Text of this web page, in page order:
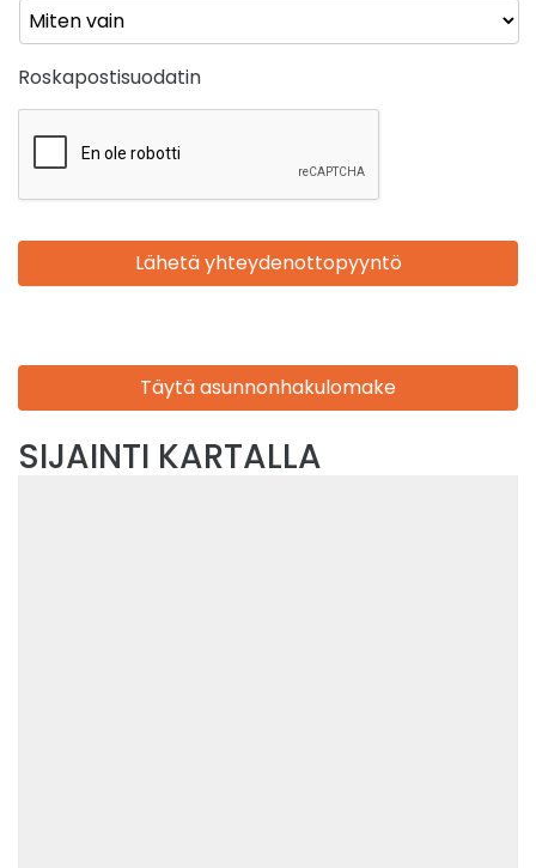
Roskapostisuodatin
Täytä asunnonhakulomake
SIJAINTI KARTALLA